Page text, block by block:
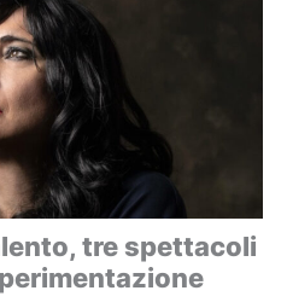
tre spettacoli